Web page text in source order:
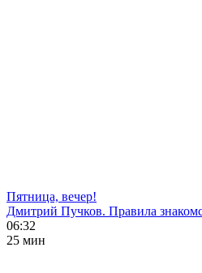
Пятница, вечер!
Дмитрий Пучков. Правила
06:32
25 мин